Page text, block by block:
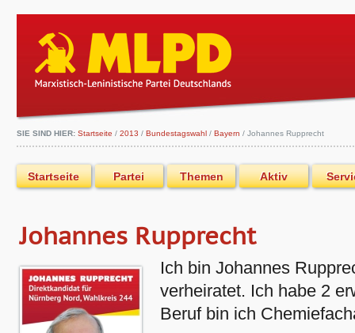
Startseite Partei Themen Aktiv
SIE SIND HIER: Startseite / 2013 / Bundestagswahl / Bayern / Johannes Rupprecht
Johannes Rupprecht
Ich bin Johannes
verheiratet. Ich habe 2
Beruf bin ich